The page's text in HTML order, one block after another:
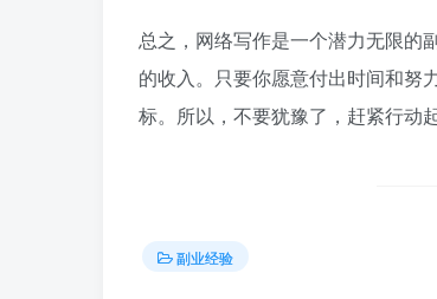
总之，网络写作是一个潜力无限的
的收入。只要你愿意付出时间和努
标。所以，不要犹豫了，赶紧行动
副业经验